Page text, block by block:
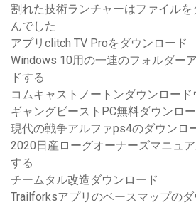
割れた技術ランチャーはファイル
んでした
アプリclitch TV Proをダウンロード
Windows 10用の一連のフォルダー
ドする
コムキャストノートンダウンロー
ギャングビーストPC無料ダウンロ
現代の戦争アルファps4のダウンロ
2020日産ローグオーナーズマニュ
する
チームタル改造ダウンロード
Trailforksアプリのベースマップの